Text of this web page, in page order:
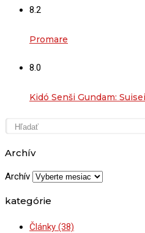
8.2
Promare
8.0
Kidó Senši Gundam:
Archív
Archív
kategórie
Články (38)